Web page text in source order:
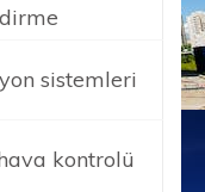
sistemleri
kontrolü